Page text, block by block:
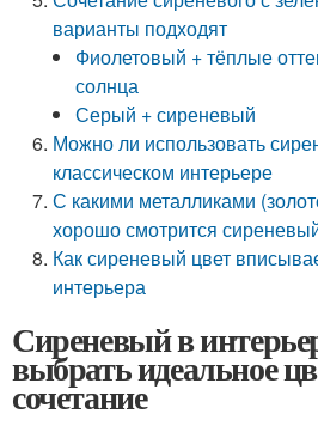
варианты подходят
Фиолетовый + тёплые
солнца
Серый + сиреневый
Можно ли использовать
классическом интерьере
С какими металликами
хорошо смотрится
Как сиреневый цвет
интерьера
Сиреневый в
выбрать идеальное
сочетание